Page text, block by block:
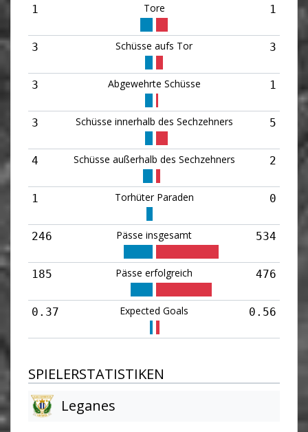
1 Tore 1
3 Schüsse aufs Tor 3
3 Abgewehrte Schüsse 1
3 Schüsse innerhalb des Sechzehners 5
4 Schüsse außerhalb des Sechzehners 2
1 Torhüter Paraden 0
246 Pässe insgesamt 534
185 Pässe erfolgreich 476
0.37 Expected Goals 0.56
SPIELERSTATISTIKEN
Leganes